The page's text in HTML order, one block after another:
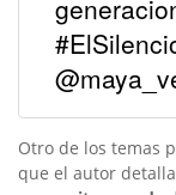
Otro de los temas
que el autor